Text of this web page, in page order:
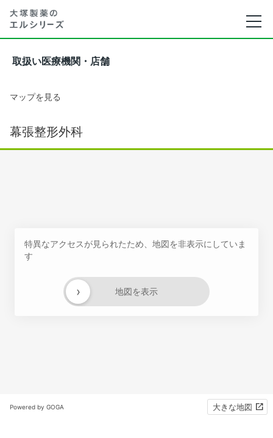
取扱い医療機関・店舗
マップを見る
幕張整形外科
特異なアクセスが見られたため、地図を非表示にしていま
す
地図を表示
›
Powered by GOGA 大きな地図